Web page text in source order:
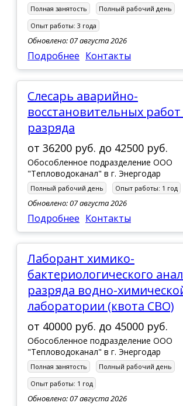
Полная занятость
Полный рабочий день
Опыт работы: 3 года
Обновлено: 07 августа 2026
Подробнее Контакты
Слесарь аварийно-
восстановительных работ
разряда
от 36200 руб. до 42500 руб.
Обособленное подразделение ООО
"Тепловодоканал" в г. Энергодар
Полный рабочий день Опыт работы: 1 год
Обновлено: 07 августа 2026
Подробнее Контакты
Лаборант химико-
бактериологического
разряда водно-
лаборатории (квота СВО)
от 40000 руб. до 45000 руб.
Обособленное подразделение ООО
"Тепловодоканал" в г. Энергодар
Полная занятость
Полный рабочий день
Опыт работы: 1 год
Обновлено: 07 августа 2026